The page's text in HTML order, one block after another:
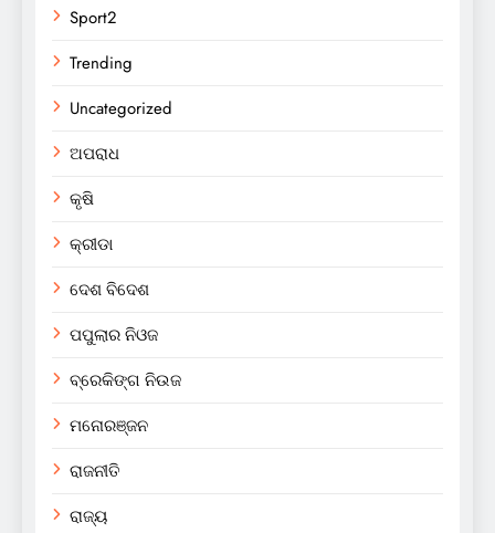
Sport2
Trending
Uncategorized
ଅପରାଧ
କୃଷି
କ୍ରୀଡା
ଦେଶ ବିଦେଶ
ପପୁଲାର ନିଓଜ
ବ୍ରେକିଙ୍ଗ ନିଉଜ
ମନୋରଞ୍ଜନ
ରାଜନୀତି
ରାଜ୍ୟ